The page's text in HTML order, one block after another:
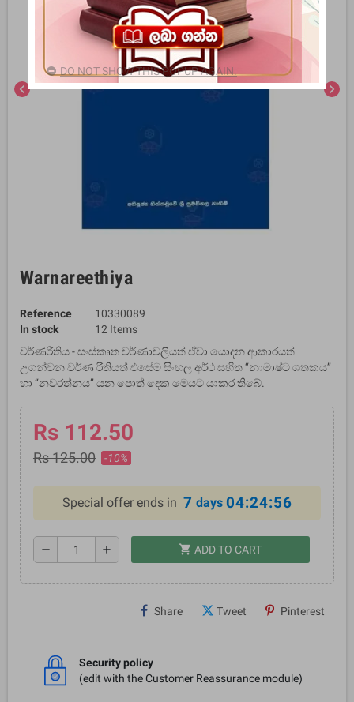
chevron_left chevron_right
Warnareethiya
Reference
10330089
In stock
12 Items
වර්ණරීතිය - සංස්කෘත වර්ණාවලියත් ඒවා යොදන ආකාරයත්
උගන්වන වර්ණ රීතියත් එසේම සිංහල අර්ථ සහිත ‘‘නාමාෂ්ට ශතකය’’
හා ‘‘නවරත්නය’’ යන පොත් දෙක මෙයට යාකර තිබේ.
Rs 112.50
Rs 125.00 -10%
Special offer ends in 7 days 04:24:56
remove add shopping_cart ADD TO CART
Share Tweet Pinterest
Security policy
(edit with the Customer Reassurance module)
DO NOT SHOW THIS POPUP AGAIN.